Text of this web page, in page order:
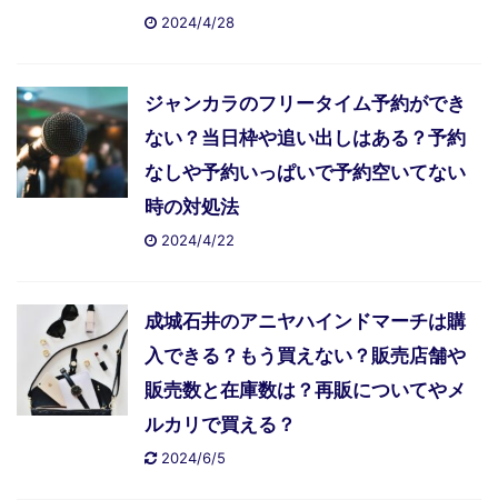
2024/4/28
ジャンカラのフリータイム予約ができ
ない？当日枠や追い出しはある？予約
なしや予約いっぱいで予約空いてない
時の対処法
2024/4/22
成城石井のアニヤハインドマーチは購
入できる？もう買えない？販売店舗や
販売数と在庫数は？再販についてやメ
ルカリで買える？
2024/6/5